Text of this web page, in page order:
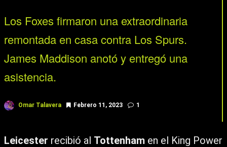
Los Foxes firmaron una extraordinaria
remontada en casa contra Los Spurs.
James Maddison anotó y entregó una
asistencia.
Omar Talavera Febrero 11, 2023 1
Leicester recibió al Tottenham en el King Power